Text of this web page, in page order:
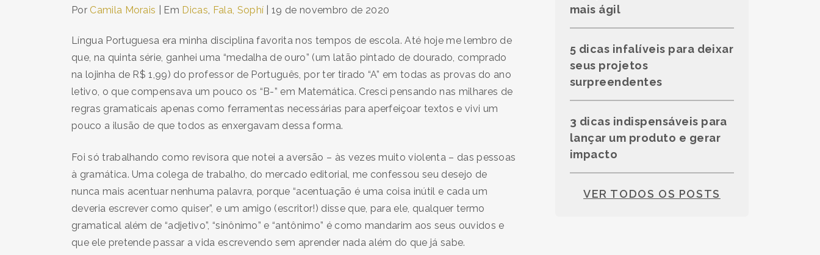
Por Camila Morais | Em Dicas, Fala, Sophí |19 de novembro de 2020
Língua Portuguesa era minha disciplina favorita nos tempos de escola. Até hoje me lembro de
que, na quinta série, ganhei uma “medalha de ouro” (um latão pintado de dourado, comprado
na lojinha de R$ 1,99) do professor de Português, por ter tirado “A” em todas as provas do ano
letivo, o que compensava um pouco os “B-” em Matemática. Cresci pensando nas milhares de
regras gramaticais apenas como ferramentas necessárias para aperfeiçoar textos e vivi um
pouco a ilusão de que todos as enxergavam dessa forma.
Foi só trabalhando como revisora que notei a aversão – às vezes muito violenta – das pessoas
à gramática. Uma colega de trabalho, do mercado editorial, me confessou seu desejo de
nunca mais acentuar nenhuma palavra, porque “acentuação é uma coisa inútil e cada um
deveria escrever como quiser”, e um amigo (escritor!) disse que, para ele, qualquer termo
gramatical além de “adjetivo”, “sinônimo” e “antônimo” é como mandarim aos seus ouvidos e
que ele pretende passar a vida escrevendo sem aprender nada além do que já sabe.
mais ágil
5 dicas infalíveis para deixar
seus projetos
surpreendentes
3 dicas indispensáveis para
lançar um produto e gerar
impacto
VER TODOS OS POSTS